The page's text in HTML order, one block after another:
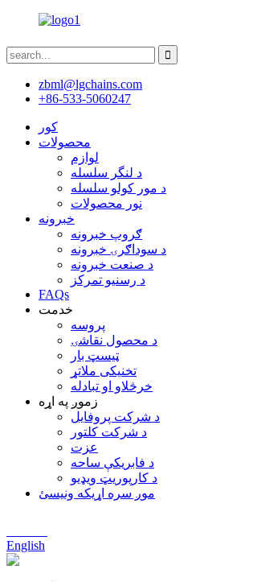
zbml@lgchains.com
+86-533-5060247
کور
محصولات
لوازم
د لنگر سلسله
د مور کولو سلسله
نور محصولات
خبرونه
ګروپ خبرونه
د سوداګرۍ خبرونه
د صنعت خبرونه
د رسنیو تمرکز
FAQs
خدمت
پروسه
د محصول نقاشۍ
ټیسټ بار
تخنیکی ملاتړ
خرڅلاو او تبادله
زموږ په اړه
د شرکت پروفایل
د شرکت کلتور
عزت
د فابریکې ساحه
د کارپوریټ ویډیو
موږ سره اړیکه ونیسئ
English